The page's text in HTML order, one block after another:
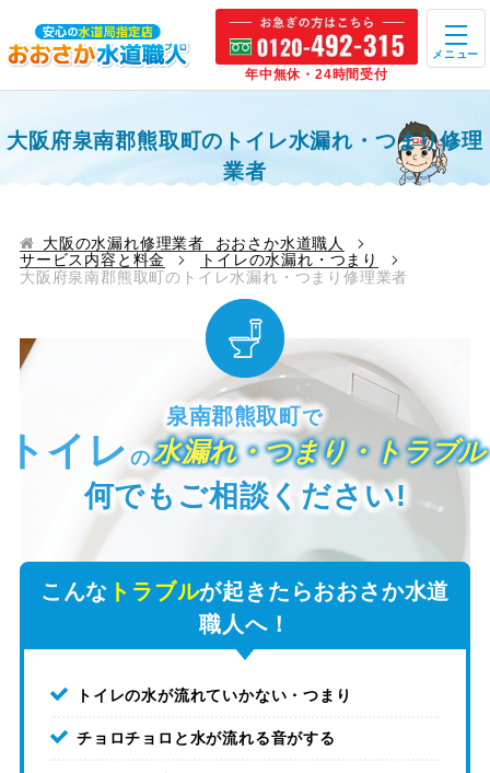
年中無休・24時間受付
メニュー
大阪府泉南郡熊取町のトイレ水漏れ・つまり修理
業者
大阪の水漏れ修理業者 おおさか水道職人
サービス内容と料金
トイレの水漏れ・つまり
大阪府泉南郡熊取町のトイレ水漏れ・つまり修理業者
泉南郡熊取町で
トイレ の水漏れ・つまり・トラブル
何でもご相談ください!
こんな トラブルが起きたらおおさか水道
職人へ！
トイレの水が流れていかない・つまり
チョロチョロと水が流れる音がする